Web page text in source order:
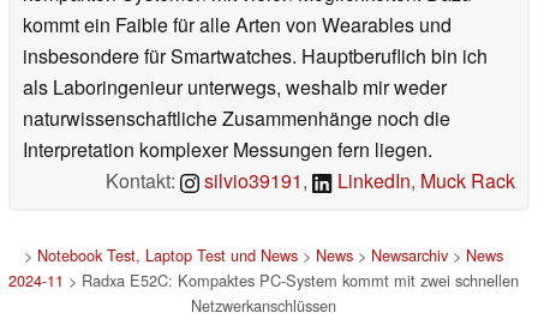
kommt ein Faible für alle Arten von Wearables und
insbesondere für Smartwatches. Hauptberuflich bin ich
als Laboringenieur unterwegs, weshalb mir weder
naturwissenschaftliche Zusammenhänge noch die
Interpretation komplexer Messungen fern liegen.
Kontakt:
silvio39191, LinkedIn, Muck Rack
> Notebook Test, Laptop Test und News> News> Newsarchiv> News
2024-11 > Radxa E52C: Kompaktes PC-System kommt mit zwei schnellen
Netzwerkanschlüssen